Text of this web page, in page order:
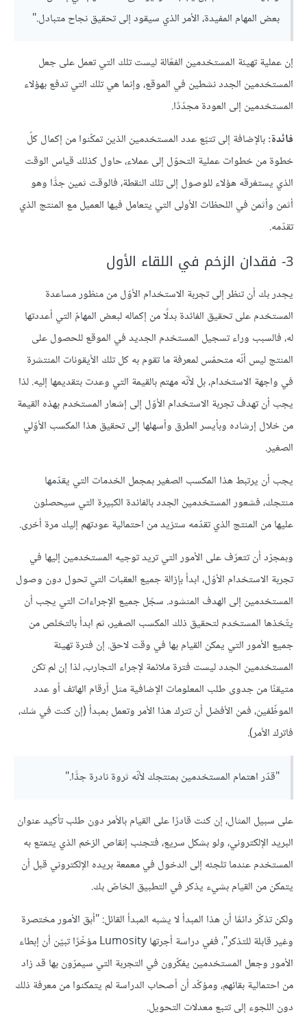
بعض المهام المفيدة، الأمر الذي سيقود إلى تحقيق نجاح متبادل."
إن عملية تهيئة المستخدمين الفعّالة ليست تلك التي تعمل على جعل
المستخدمين الجدد نشطين في الموقع، وإنما هي تلك التي تدفع بهؤلاء
المستخدمين إلى العودة مجدّدًا.
فائدة:بالإضافة إلى تتبّع عدد المستخدمين الذين تمكّنوا من إكمال كلّ
خطوة من خطوات عملية التحوّل إلى عملاء، حاول كذلك قياس الوقت
الذي يستغرقه هؤلاء للوصول إلى تلك النقطة، فالوقت ثمين جدًّا وهو
أثمن وأثمن في اللحظات الأولى التي يتعامل فيها العميل مع المنتج الذي
تقدّمه.
3- فقدان الزخم في اللقاء الأول
يجدر بك أن تنظر إلى تجربة الاستخدام الأوّل من منظور مساعدة
المستخدم على تحقيق الفائدة بدلًا من إكماله لبعض المهامّ التي أعددتها
له، فالسبب وراء تسجيل المستخدم الجديد في الموقع للحصول على
المنتج ليس أنّه متحمّس لمعرفة ما تقوم به كل تلك الأيقونات المنتشرة
في واجهة الاستخدام، بل لأنّه مهتم بالقيمة التي وعدت بتقديمها إليه. لذا
يجب أن تهدف تجربة الاستخدام الأوّل إلى إشعار المستخدم بهذه القيمة
من خلال إرشاده وبأيسر الطرق وأسهلها إلى تحقيق هذا المكسب الأوّلي
الصغير.
يجب أن يرتبط هذا المكسب الصغير بمجمل الخدمات التي يقدّمها
منتجك، فشعور المستخدمين الجدد بالفائدة الكبيرة التي سيحصلون
عليها من المنتج الذي تقدّمه ستزيد من احتمالية عودتهم إليك مرة أخرى.
وبمجرّد أن تتعرّف على الأمور التي تريد توجيه المستخدمين إليها في
تجربة الاستخدام الأوّل، ابدأ بإزالة جميع العقبات التي تحول دون وصول
المستخدمين إلى الهدف المنشود. سجّل جميع الإجراءات التي يجب أن
يتّخذها المستخدم لتحقيق ذلك المكسب الصغير، ثم ابدأ بالتخلص من
جميع الأمور التي يمكن القيام بها في وقت لاحق. إن فترة تهيئة
المستخدمين الجدد ليست فترة ملائمة لإجراء التجارب، لذا إن لم تكن
متيقنًا من جدوى طلب المعلومات الإضافية مثل أرقام الهاتف أو عدد
الموظّفين، فمن الأفضل أن تترك هذا الأمر وتعمل بمبدأ (إن كنت في شك،
فاترك الأمر).
"قدّر اهتمام المستخدمين بمنتجك لأنّه ثروة نادرة جدًّا."
على سبيل المثال، إن كنت قادرًا على القيام بالأمر دون طلب تأكيد عنوان
البريد الإلكتروني، ولو بشكل سريع، فتجنب إنقاص الزخم الذي يتمتع به
المستخدم عندما تلجئه إلى الدخول في معمعة بريده الإلكتروني قبل أن
يتمكن من القيام بشيء يذكر في التطبيق الخاصّ بك.
ولكن تذكّر دائمًا أن هذا المبدأ لا يشبه المبدأ القائل: "أبق الأمور مختصرة
وغير قابلة للتذكر"، ففي دراسة أجرتها Lumosity مؤخّرًا تبيّن أن إبطاء
الأمور وجعل المستخدمين يفكّرون في التجربة التي سيمرّون بها قد زاد
من احتمالية بقائهم، ومؤكّد أن أصحاب الدراسة لم يتمكنوا من معرفة ذلك
دون اللجوء إلى تتبع معدلات التحويل.